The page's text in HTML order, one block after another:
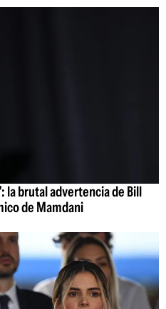
la brutal advertencia de Bill
de Mamdani